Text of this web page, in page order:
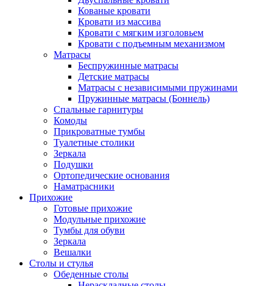
Кованые кровати
Кровати из массива
Кровати с мягким изголовьем
Кровати с подъемным механизмом
Матрасы
Беспружинные матрасы
Детские матрасы
Матрасы с независимыми пружинами
Пружинные матрасы (Боннель)
Спальные гарнитуры
Комоды
Прикроватные тумбы
Туалетные столики
Зеркала
Подушки
Ортопедические основания
Наматрасники
Прихожие
Готовые прихожие
Модульные прихожие
Тумбы для обуви
Зеркала
Вешалки
Столы и стулья
Обеденные столы